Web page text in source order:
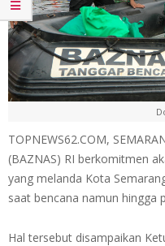
TOPNEWS62.COM,
(BAZNAS) RI berkomitmen
yang melanda Kota
saat bencana namun hingga
Hal tersebut disampaikan